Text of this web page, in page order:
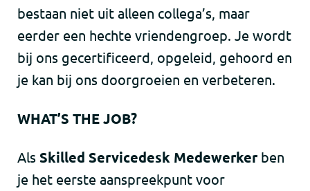
bestaan niet uit alleen collega’s, maar
eerder een hechte vriendengroep. Je wordt
bij ons gecertificeerd, opgeleid, gehoord en
je kan bij ons doorgroeien en verbeteren.
WHAT’S THE JOB?
Als Skilled Servicedesk Medewerkerben
je het eerste aanspreekpunt voor